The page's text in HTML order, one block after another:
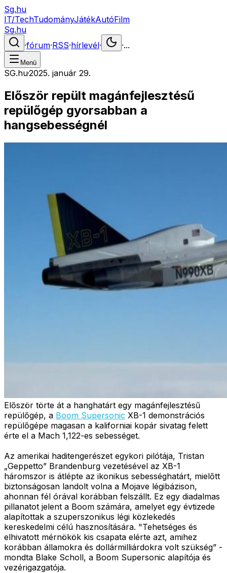
Sg.hu
IT/TechTudományJátékAutóFilm
Sg.hu
·fórum·RSS·hírlevél· ·...
Menü
SG.hu·2025. január 29.
Először repült magánfejlesztésű
repülőgép gyorsabban a
hangsebességnél
Először törte át a hanghatárt egy magánfejlesztésű
repülőgép, a Boom Supersonic XB-1 demonstrációs
repülőgépe magasan a kaliforniai kopár sivatag felett
érte el a Mach 1,122-es sebességet.
Az amerikai haditengerészet egykori pilótája, Tristan
„Geppetto” Brandenburg vezetésével az XB-1
háromszor is átlépte az ikonikus sebességhatárt, mielőtt
biztonságosan landolt volna a Mojave légibázison,
ahonnan fél órával korábban felszállt. Ez egy diadalmas
pillanatot jelent a Boom számára, amelyet egy évtizede
alapítottak a szuperszonikus légi közlekedés
kereskedelmi célú hasznosítására. "Tehetséges és
elhivatott mérnökök kis csapata elérte azt, amihez
korábban államokra és dollármilliárdokra volt szükség” -
mondta Blake Scholl, a Boom Supersonic alapítója és
vezérigazgatója.